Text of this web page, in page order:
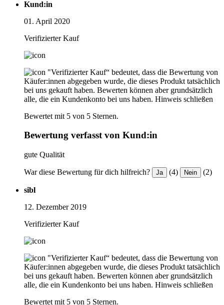
Kund:in
01. April 2020
Verifizierter Kauf
"Verifizierter Kauf“ bedeutet, dass die Bewertung von
Käufer:innen abgegeben wurde, die dieses Produkt tatsächlich
bei uns gekauft haben. Bewerten können aber grundsätzlich
alle, die ein Kundenkonto bei uns haben. Hinweis schließen
Bewertet mit 5 von 5 Sternen.
Bewertung verfasst von Kund:in
gute Qualität
War diese Bewertung für dich hilfreich? Ja (4) Nein (2)
sibl
12. Dezember 2019
Verifizierter Kauf
"Verifizierter Kauf“ bedeutet, dass die Bewertung von
Käufer:innen abgegeben wurde, die dieses Produkt tatsächlich
bei uns gekauft haben. Bewerten können aber grundsätzlich
alle, die ein Kundenkonto bei uns haben. Hinweis schließen
Bewertet mit 5 von 5 Sternen.